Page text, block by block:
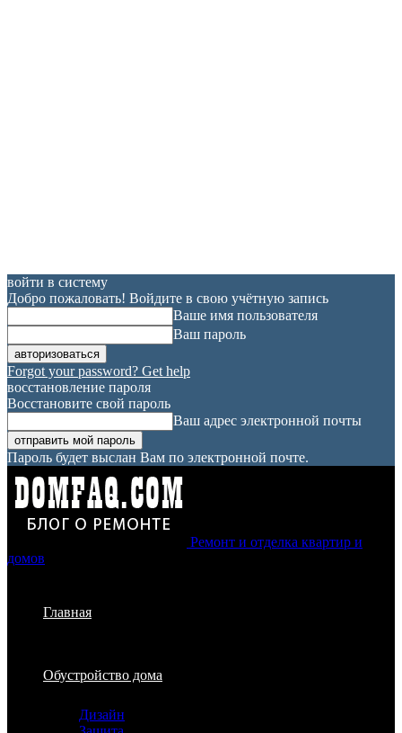
войти в систему
Добро пожаловать! Войдите в свою учётную запись
Ваше имя пользователя
Ваш пароль
Forgot your password? Get help
восстановление пароля
Восстановите свой пароль
Ваш адрес электронной почты
Пароль будет выслан Вам по электронной почте.
Ремонт и отделка квартир и
домов
Главная
Обустройство дома
Дизайн